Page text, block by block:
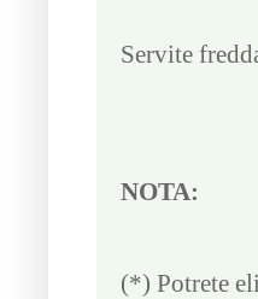
Servite
NOTA:
(*) Potrete